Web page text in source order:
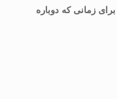
زمانی که دوباره